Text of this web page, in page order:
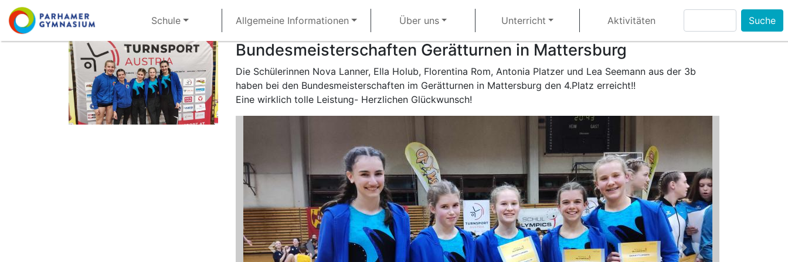
Direkt
zum
Inhalt
navigation
Schule Allgemeine Informationen Über uns Unterricht Aktivitäten
Bundesmeisterschaften Gerätturnen in Mattersburg
Die Schülerinnen Nova Lanner, Ella Holub, Florentina Rom, Antonia Platzer und Lea Seemann aus der 3b
haben bei den Bundesmeisterschaften im Gerätturnen in Mattersburg den 4.Platz erreicht!!
Eine wirklich tolle Leistung- Herzlichen Glückwunsch!
Previous Next